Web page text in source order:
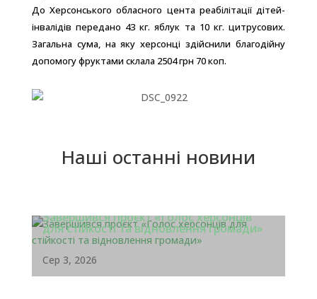
До Херсонського обласного цента реабілітації дітей-
інвалідів передано 43 кг. яблук та 10 кг. цитрусових.
Загальна сума, на яку херсонці здійснили благодійну
допомогу фруктами склала 2504 грн 70 коп.
Наші останні новини
Завершився проєкт «Голос херсонців
для стійкості та відновлення громади»
Сер 3, 2026